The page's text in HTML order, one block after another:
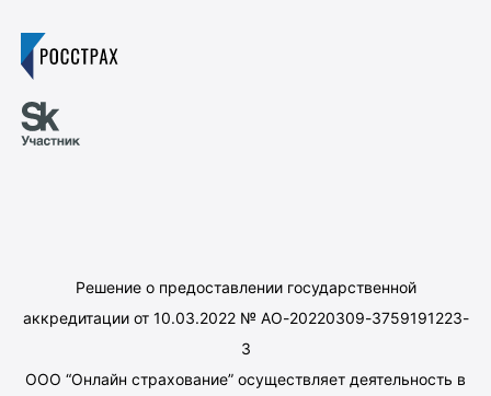
Решение о предоставлении государственной
аккредитации от 10.03.2022 № АО-20220309-3759191223-
3
ООО “Онлайн страхование” осуществляет деятельность в